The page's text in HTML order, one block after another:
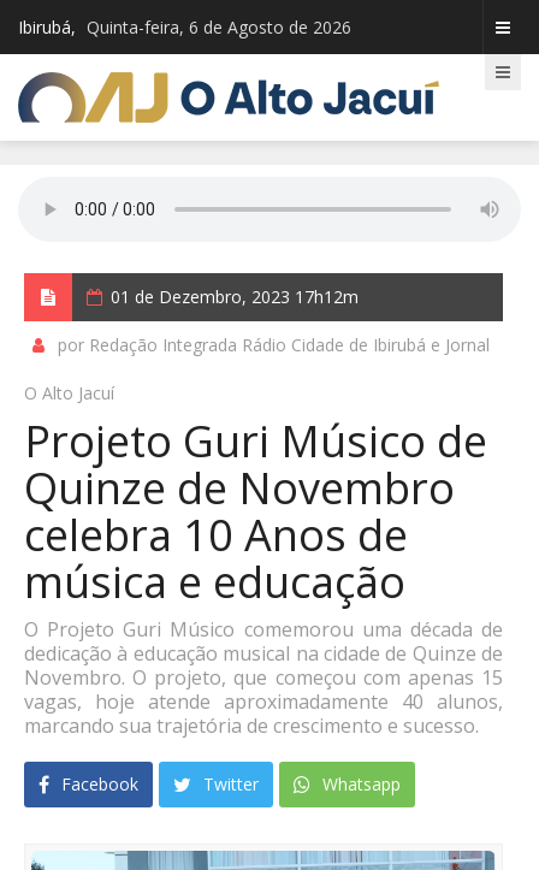
Ibirubá, Quinta-feira, 6 de Agosto de 2026
01 de Dezembro, 2023 17h12m
por Redação Integrada Rádio Cidade de Ibirubá e Jornal
O Alto Jacuí
Projeto Guri Músico de
Quinze de Novembro
celebra 10 Anos de
música e educação
O Projeto Guri Músico comemorou uma década de
dedicação à educação musical na cidade de Quinze de
Novembro. O projeto, que começou com apenas 15
vagas, hoje atende aproximadamente 40 alunos,
marcando sua trajetória de crescimento e sucesso.
Facebook Twitter Whatsapp